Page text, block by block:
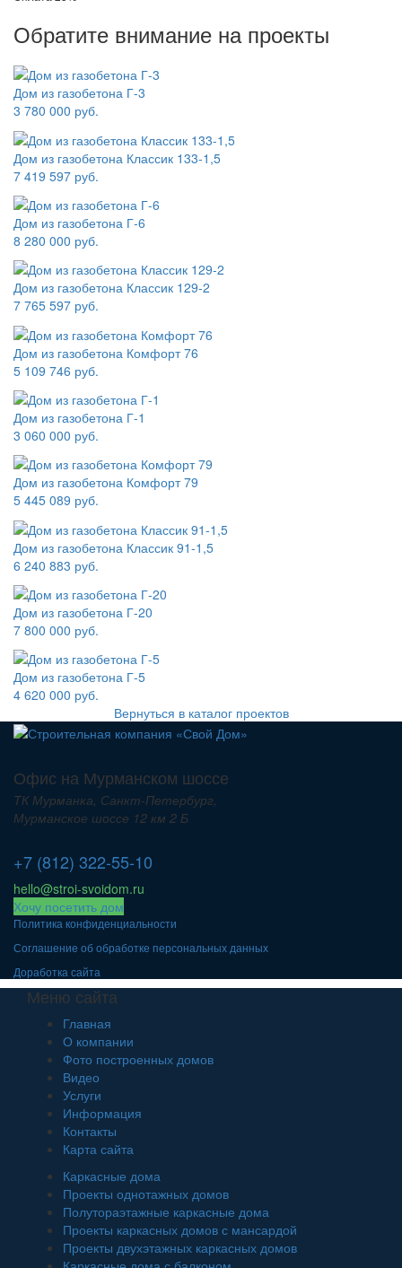
Обратите внимание на проекты
Дом из газобетона Г-3
3 780 000 руб.
Дом из газобетона Классик 133-1,5
7 419 597 руб.
Дом из газобетона Г-6
8 280 000 руб.
Дом из газобетона Классик 129-2
7 765 597 руб.
Дом из газобетона Комфорт 76
5 109 746 руб.
Дом из газобетона Г-1
3 060 000 руб.
Дом из газобетона Комфорт 79
5 445 089 руб.
Дом из газобетона Классик 91-1,5
6 240 883 руб.
Дом из газобетона Г-20
7 800 000 руб.
Дом из газобетона Г-5
4 620 000 руб.
Вернуться в каталог проектов
Офис на Мурманском шоссе
ТК Мурманка, Санкт-Петербург,
Мурманское шоссе 12 км 2 Б
+7 (812) 322-55-10
hello@stroi-svoidom.ru
Хочу посетить дом
Политика конфиденциальности
Соглашение об обработке персональных данных
Доработка сайта
Меню сайта
Главная
О компании
Фото построенных домов
Видео
Услуги
Информация
Контакты
Карта сайта
Каркасные дома
Проекты однотажных домов
Полутораэтажные каркасные дома
Проекты каркасных домов с мансардой
Проекты двухэтажных каркасных домов